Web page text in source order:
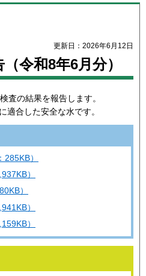
更新日：2026年6月12日
令和8年6月分）
査の結果を報告します。
適合した安全な水です。
）
）
）
）
）